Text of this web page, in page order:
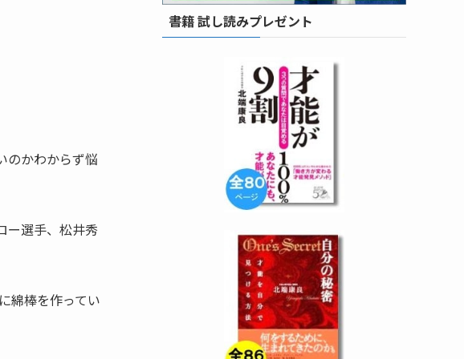
のかわからず悩
ー選手、松井秀
綿棒を作ってい
書籍 試し読みプレゼント